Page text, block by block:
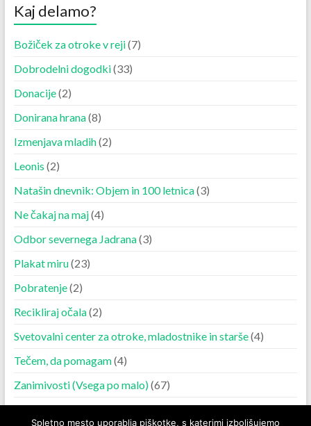
Kaj delamo?
Božiček za otroke v reji(7)
Dobrodelni dogodki(33)
Donacije(2)
Donirana hrana(8)
Izmenjava mladih(2)
Leonis (2)
Natašin dnevnik: Objem in 100 letnica(3)
Ne čakaj na maj(4)
Odbor severnega Jadrana(3)
Plakat miru(23)
Pobratenje(2)
Recikliraj očala(2)
Svetovalni center za otroke, mladostnike in starše(4)
Tečem, da pomagam(4)
Zanimivosti (Vsega po malo)(67)
Spletno mesto uporablja piškotke, s katerimi izboljšujemo